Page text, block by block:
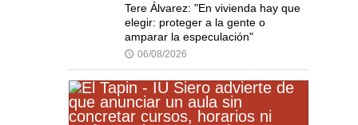
Tere Álvarez: "En vivienda hay que
elegir: proteger a la gente o
amparar la especulación"
🕔 06/08/2026